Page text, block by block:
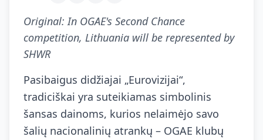
Original:In OGAE's Second Chance
competition, Lithuania will be represented by
SHWR
Pasibaigus didžiajai „Eurovizijai“,
tradiciškai yra suteikiamas simbolinis
šansas dainoms, kurios nelaimėjo savo
šalių nacionalinių atrankų – OGAE klubų